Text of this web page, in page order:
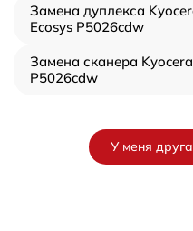
Замена дуплекса
Ecosys P5026cdw
Замена сканера
P5026cdw
У меня